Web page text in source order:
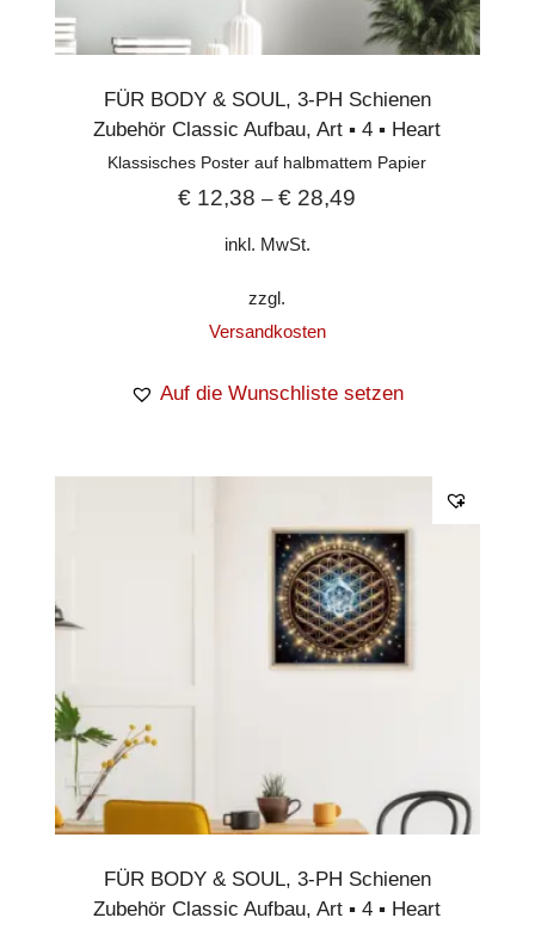
FÜR BODY & SOUL, 3-PH Schienen
Zubehör Classic Aufbau,Art ▪︎ 4 ▪︎ Heart
Klassisches Poster auf halbmattem Papier
€ 12,38 –€ 28,49
inkl. MwSt.
zzgl.
Versandkosten
Auf die Wunschliste setzen
FÜR BODY & SOUL, 3-PH Schienen
Zubehör Classic Aufbau,Art ▪︎ 4 ▪︎ Heart